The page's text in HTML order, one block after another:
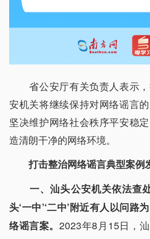
省公安厅有关负责人表示，
安机关将继续保持对网络谣言
坚决维护网络社会秩序平安稳
造清朗干净的网络环境。
打击整治网络谣言典型案例
一、汕头公安机关依法查
头‘一中’‘二中’附近有人以问路
络谣言案。2023年8月15日，